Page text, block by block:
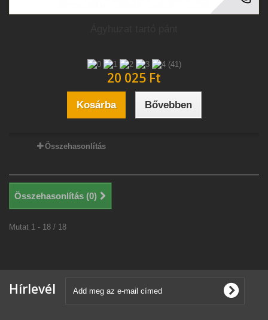
(41)
20 025 Ft‎
Kosárba Bővebben
Összehasonlítás
Összehasonlítás (0)
Mutat 1 - 18 / 18
Hírlevél